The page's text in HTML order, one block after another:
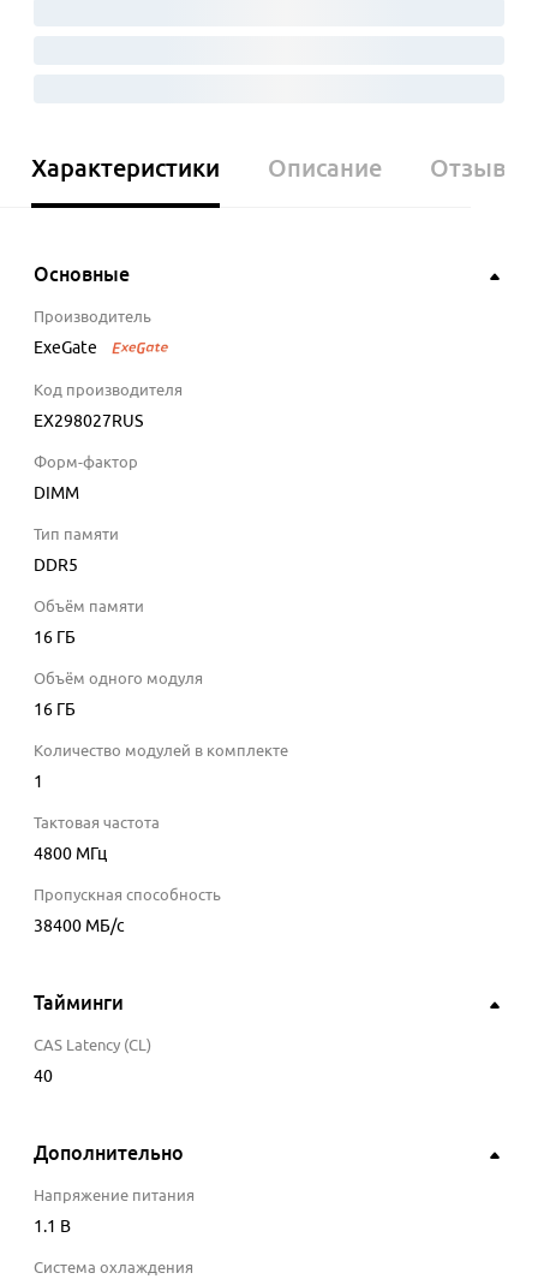
Характеристики Описание Отзывы
Основные
Производитель
ExeGate
Код производителя
EX298027RUS
Форм-фактор
DIMM
Тип памяти
DDR5
Объём памяти
16 ГБ
Объём одного модуля
16 ГБ
Количество модулей в комплекте
1
Тактовая частота
4800 МГц
Пропускная способность
38400 МБ/с
Тайминги
CAS Latency (CL)
40
Дополнительно
Напряжение питания
1.1 В
Система охлаждения